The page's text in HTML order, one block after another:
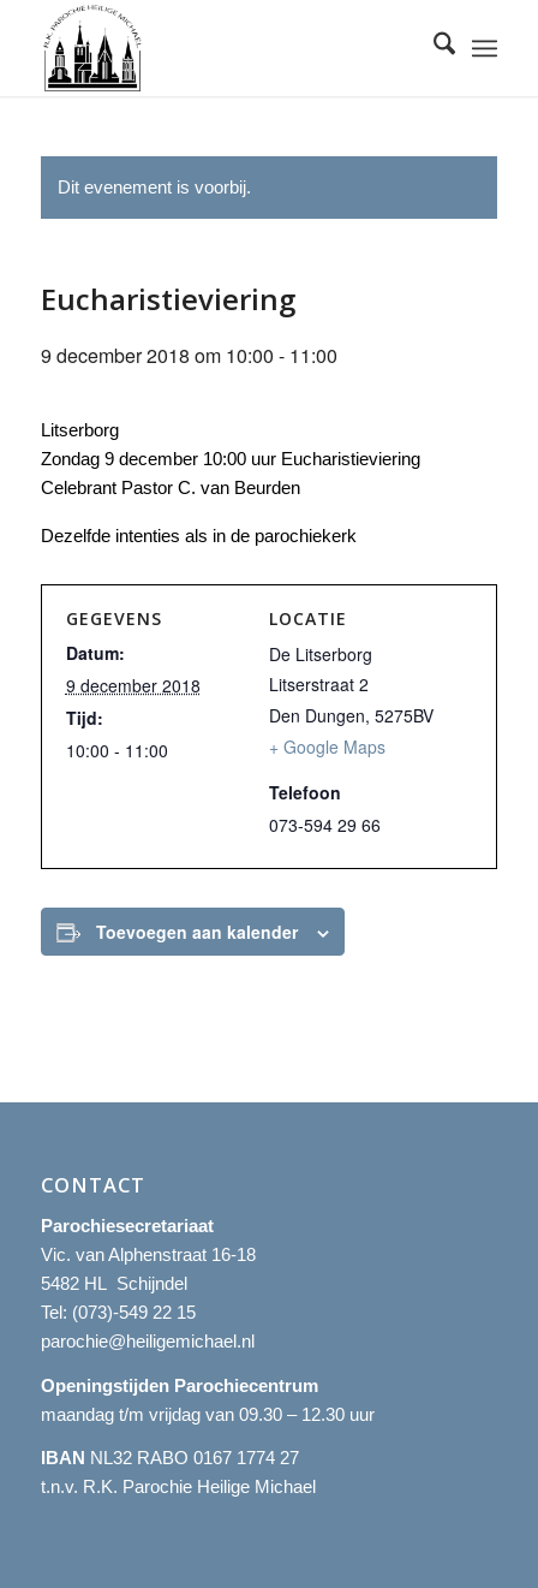
Dit evenement is voorbij.
Eucharistieviering
9 december 2018 om 10:00 - 11:00
Litserborg
Zondag 9 december 10:00 uur Eucharistieviering
Celebrant Pastor C. van Beurden
Dezelfde intenties als in de parochiekerk
GEGEVENS
Datum:
9 december 2018
Tijd:
10:00 - 11:00
LOCATIE
De Litserborg
Litserstraat 2
Den Dungen, 5275BV
+ Google Maps
Telefoon
073-594 29 66
Toevoegen aan kalender
CONTACT
Parochiesecretariaat
Vic. van Alphenstraat 16-18
5482 HL Schijndel
Tel: (073)-549 22 15
parochie@heiligemichael.nl
Openingstijden Parochiecentrum
maandag t/m vrijdag van 09.30 – 12.30 uur
IBAN NL32 RABO 0167 1774 27
t.n.v. R.K. Parochie Heilige Michael